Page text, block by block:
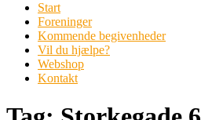
Start
Foreninger
Kommende begivenheder
Vil du hjælpe?
Webshop
Kontakt